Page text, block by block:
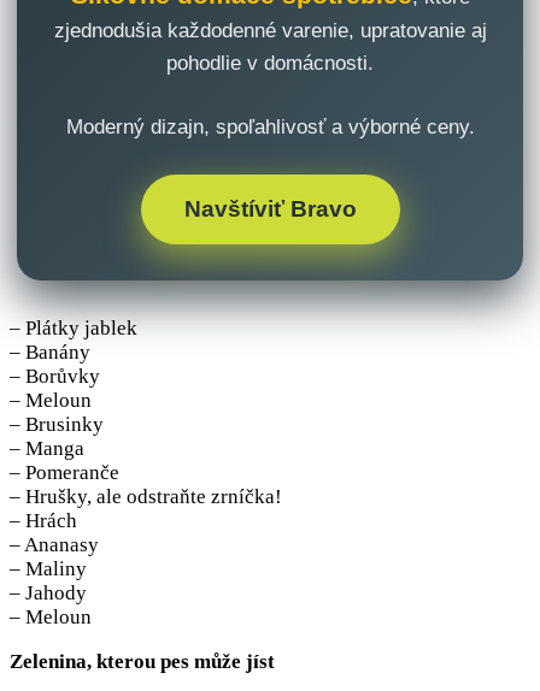
zjednodušia každodenné varenie, upratovanie aj
pohodlie v domácnosti.
Moderný dizajn, spoľahlivosť a výborné ceny.
Navštíviť Bravo
– Plátky jablek
– Banány
– Borůvky
– Meloun
– Brusinky
– Manga
– Pomeranče
– Hrušky, ale odstraňte zrníčka!
– Hrách
– Ananasy
– Maliny
– Jahody
– Meloun
Zelenina, kterou pes může jíst